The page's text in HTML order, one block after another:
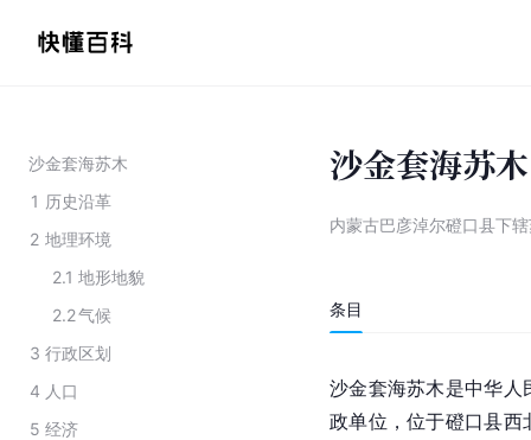
沙金套海苏木
1 历史沿革
2 地理环境
2.1 地形地貌
2.2气候
3 行政区划
4 人口
5 经济
沙金套海苏木
内蒙古巴彦淖尔磴口县下
条目
沙金套海苏木是中华人
政单位，位于磴口县西